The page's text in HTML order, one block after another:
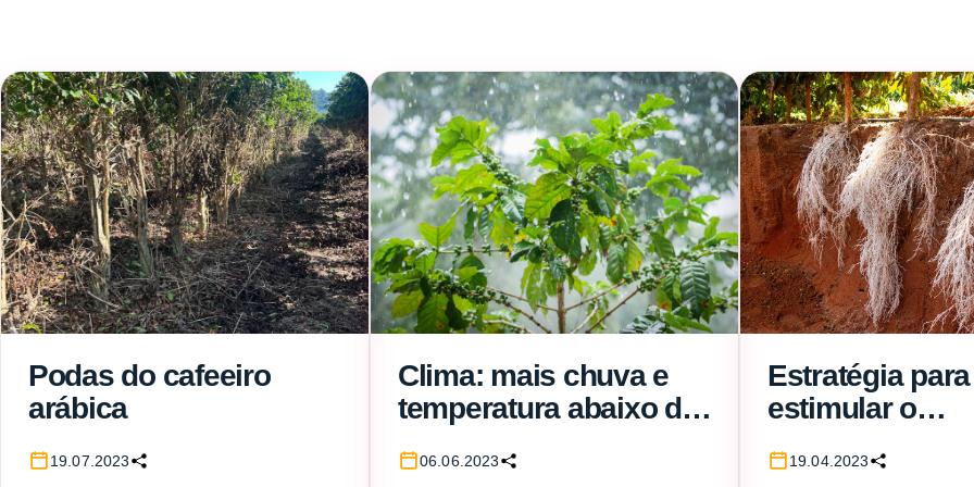
Podas do cafeeiro
arábica
19.07.2023
Clima: mais chuva e
temperatura abaixo da
06.06.2023
Estratégia para
estimular o
do cafeeiro no
19.04.2023